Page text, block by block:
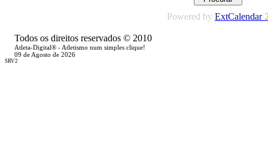
Powered by ExtCalendar
Todos os direitos reservados © 2010
Atleta-Digital® - Atletismo num simples clique!
09 de Agosto de 2026
SRV2